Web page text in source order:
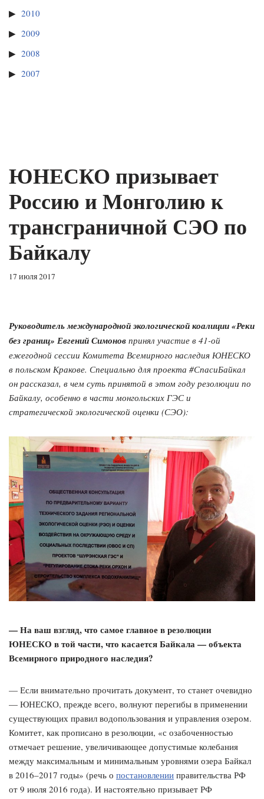
2010
2009
2008
2007
ЮНЕСКО призывает
Россию и Монголию к
трансграничной СЭО по
Байкалу
17 июля 2017
Руководитель международной экологической коалиции «Реки
без границ» Евгений Симонов принял участие в 41-ой
ежегодной сессии Комитета Всемирного наследия ЮНЕСКО
в польском Кракове. Специально для проекта #СпасиБайкал
он рассказал, в чем суть принятой в этом году резолюции по
Байкалу, особенно в части монгольских ГЭС и
стратегической экологической оценки (СЭО):
— На ваш взгляд, что самое главное в резолюции
ЮНЕСКО в той части, что касается Байкала —объекта
Всемирного природного наследия?
— Если внимательно прочитать документ, то станет очевидно
— ЮНЕСКО, прежде всего, волнуют перегибы в применении
существующих правил водопользования и управления озером.
Комитет, как прописано в резолюции, «с озабоченностью
отмечает решение, увеличивающее допустимые колебания
между максимальным и минимальным уровнями озера Байкал
в 2016–2017 годы» (речь о постановлении правительства РФ
от 9 июля 2016 года). И настоятельно призывает РФ